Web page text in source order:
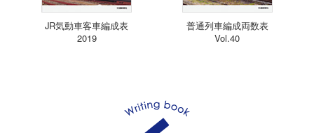
JR気動車客車編成表
2019
普通列車編成両数表
Vol.40